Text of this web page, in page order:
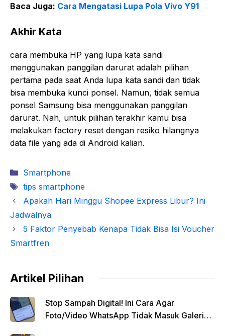
Baca Juga: Cara Mengatasi Lupa Pola Vivo Y91
Akhir Kata
cara membuka HP yang lupa kata sandi
menggunakan panggilan darurat adalah pilihan
pertama pada saat Anda lupa kata sandi dan tidak
bisa membuka kunci ponsel. Namun, tidak semua
ponsel Samsung bisa menggunakan panggilan
darurat. Nah, untuk pilihan terakhir kamu bisa
melakukan factory reset dengan resiko hilangnya
data file yang ada di Android kalian.
Kategori
Smartphone
Tag
tips smartphone
Apakah Hari Minggu Shopee Express Libur? Ini
Jadwalnya
5 Faktor Penyebab Kenapa Tidak Bisa Isi Voucher
Smartfren
Artikel Pilihan
Stop Sampah Digital! Ini Cara Agar
Foto/Video WhatsApp Tidak Masuk Galeri